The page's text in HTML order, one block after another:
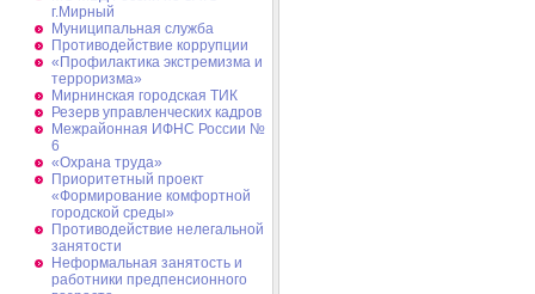
г.Мирный
Муниципальная cлужба
Противодействие коррупции
«Профилактика экстремизма и
терроризма»
Мирнинская городская ТИК
Резерв управленческих кадров
Межрайонная ИФНС России №
6
«Охрана труда»
Приоритетный проект
«Формирование комфортной
городской среды»
Противодействие нелегальной
занятости
Неформальная занятость и
работники предпенсионного